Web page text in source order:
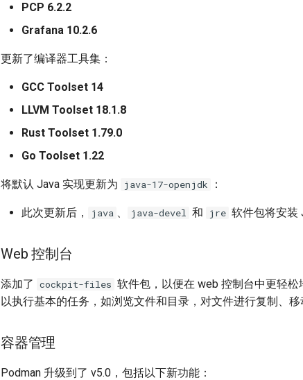
PCP 6.2.2
Grafana 10.2.6
更新了编译器工具集：
GCC Toolset 14
LLVM Toolset 18.1.8
Rust Toolset 1.79.0
Go Toolset 1.22
将默认 Java 实现更新为 java-17-openjdk ：
此次更新后， java 、 java-devel 和 jre 软件包将安装
Web 控制台
添加了 cockpit-files 软件包，以便在 web 控制台中更轻
以执行基本的任务，如浏览文件和目录，对文件进行复制、移
容器管理
Podman 升级到了 v5.0，包括以下新功能：